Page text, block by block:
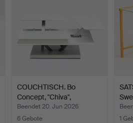
COUCHTISCH. Bo
Concept, "Chiva",
zeitgenös…
Beendet 20. Jun 2026
6 Gebote
…
1